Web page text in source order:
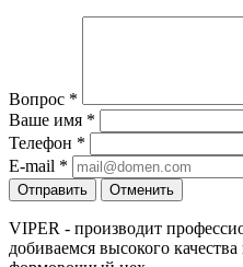
Вопрос *
Ваше имя *
Телефон *
E-mail *
Отправить Отменить
VIPER - производит
добиваемся высокого